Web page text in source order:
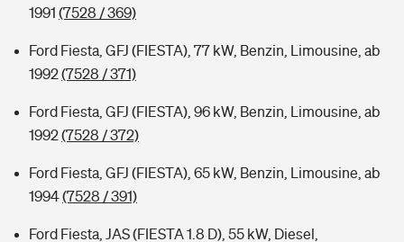
1991 (7528 / 369)
Ford Fiesta, GFJ (FIESTA), 77 kW, Benzin, Limousine, ab
1992(7528 / 371)
Ford Fiesta, GFJ (FIESTA), 96 kW, Benzin, Limousine, ab
1992(7528 / 372)
Ford Fiesta, GFJ (FIESTA), 65 kW, Benzin, Limousine, ab
1994(7528 / 391)
Ford Fiesta, JAS (FIESTA 1.8 D), 55 kW, Diesel,